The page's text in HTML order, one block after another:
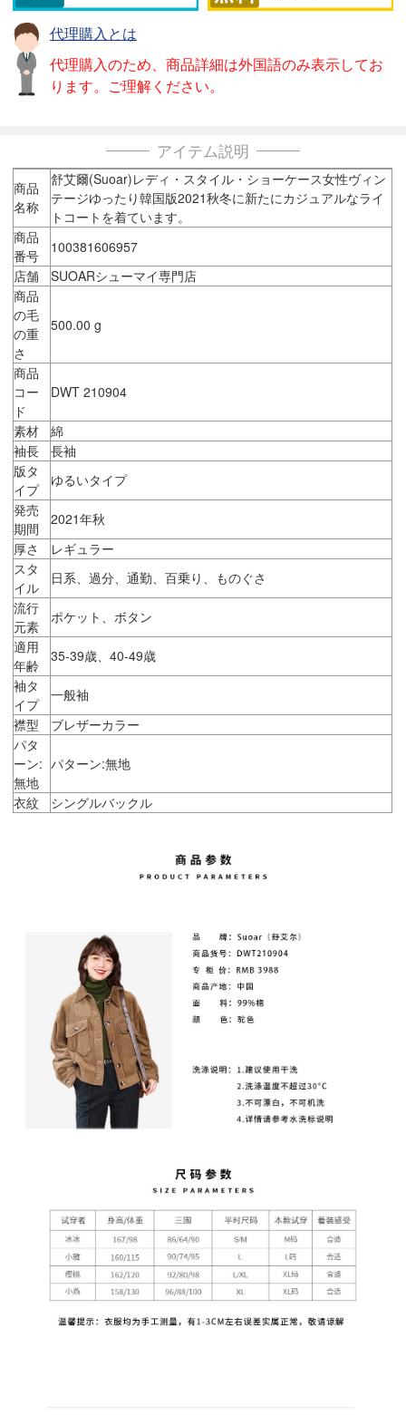
代理購入とは
代理購入のため、商品詳細は外国語のみ表示してお
ります。ご理解ください。
アイテム説明
商品
名称
舒艾爾(Suoar)レディ・スタイル・ショーケース女性ヴィン
テージゆったり韓国版2021秋冬に新たにカジュアルなライ
トコートを着ています。
商品
番号
100381606957
店舗
SUOARシューマイ専門店
商品
の毛
の重
さ
500.00 g
商品
コー
ド
DWT 210904
素材
綿
袖長
長袖
版タ
イプ
ゆるいタイプ
発売
期間
2021年秋
厚さ
レギュラー
スタ
イル
日系、過分、通勤、百乗り、ものぐさ
流行
元素
ポケット、ボタン
適用
年齢
35-39歳、40-49歳
袖タ
イプ
一般袖
襟型
ブレザーカラー
パタ
ーン:
無地
パターン:無地
衣紋 シングルバックル